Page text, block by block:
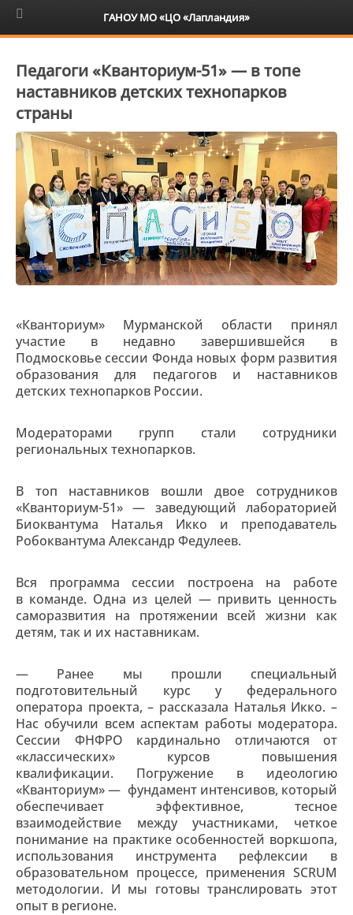
6+
Педагоги «Кванториум-51» — в топе
наставников детских технопарков
страны
«Кванториум» Мурманской области принял
участие в недавно завершившейся в
Подмосковье сессии Фонда новых форм развития
образования для педагогов и наставников
детских технопарков России.
Модераторами групп стали сотрудники
региональных технопарков.
В топ наставников вошли двое сотрудников
«Кванториум-51» — заведующий лабораторией
Биоквантума Наталья Икко и преподаватель
Робоквантума Александр Федулеев.
Вся программа сессии построена на работе
в команде. Одна из целей — привить ценность
саморазвития на протяжении всей жизни как
детям, так и их наставникам.
— Ранее мы прошли специальный
подготовительный курс у федерального
оператора проекта, – рассказала Наталья Икко. –
Нас обучили всем аспектам работы модератора.
Сессии ФНФРО кардинально отличаются от
«классических» курсов повышения
квалификации. Погружение в идеологию
«Кванториум» — фундамент интенсивов, который
обеспечивает эффективное, тесное
взаимодействие между участниками, четкое
понимание на практике особенностей воркшопа,
использования инструмента рефлексии в
образовательном процессе, применения SCRUM
методологии. И мы готовы транслировать этот
опыт в регионе.
ГАНОУ МО «ЦО «Лапландия»